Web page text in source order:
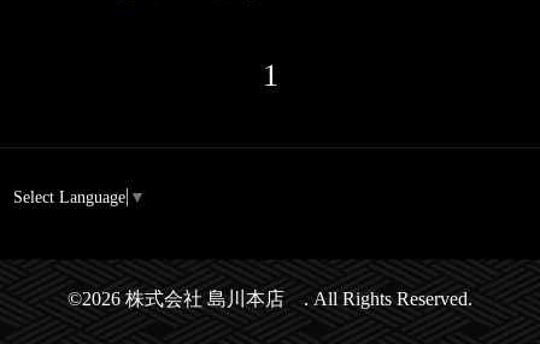
1
Select Language ▼
©2026 株式会社 島川本店 . All Rights Reserved.